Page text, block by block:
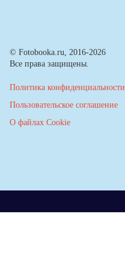
© Fotobooka.ru, 2016-2026
Все права защищены.
Политика конфиденциальности
Пользовательское соглашение
О файлах Cookie